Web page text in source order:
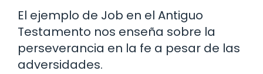
El ejemplo de Job en el Antiguo
Testamento nos enseña sobre la
perseverancia en la fe a pesar de las
adversidades.